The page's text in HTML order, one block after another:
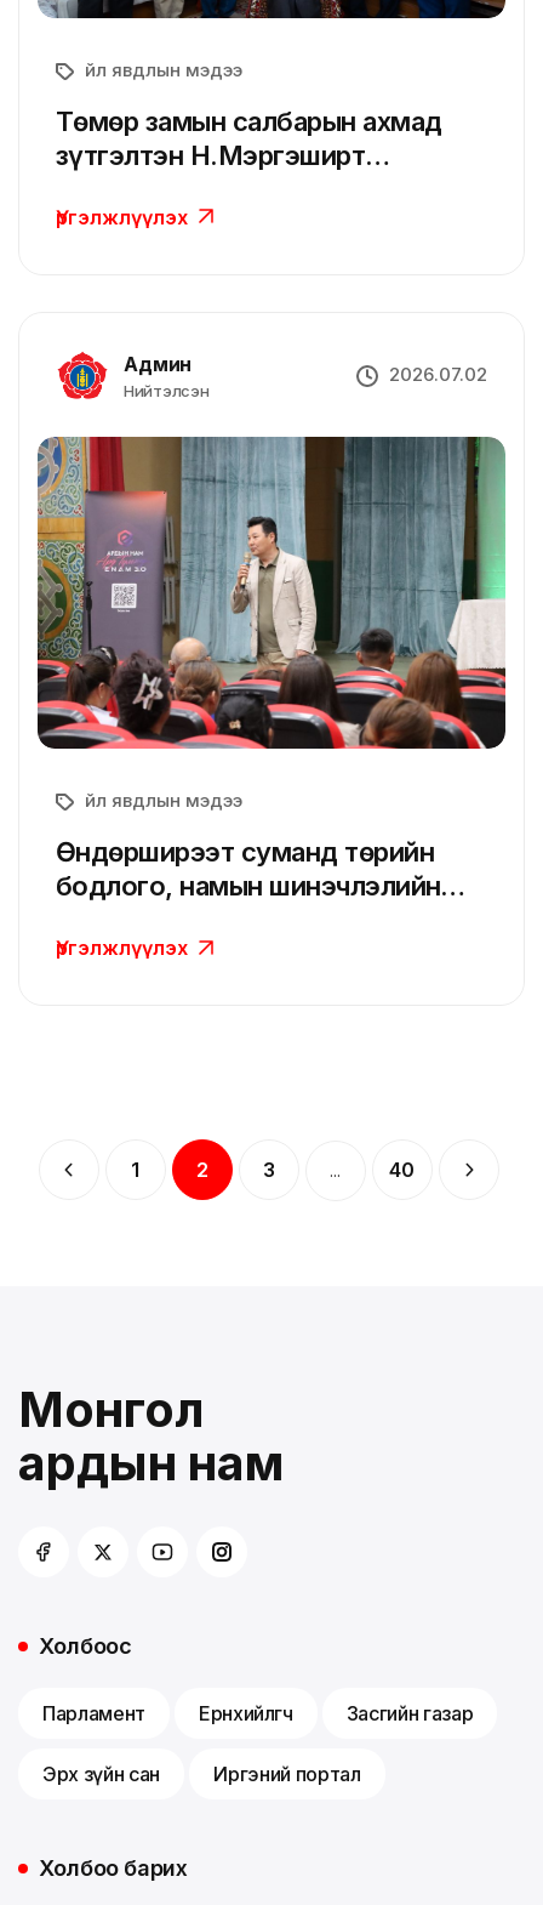
Үйл явдлын мэдээ
Төмөр замын салбарын ахмад
зүтгэлтэн Н.Мэргэширт
өглөө
Үргэлжлүүлэх
Админ
Нийтэлсэн
2026.07.02
Үйл явдлын мэдээ
Өндөрширээт суманд төрийн
бодлого, намын шинэчлэлийн
Үргэлжлүүлэх
1 2 3 ... 40
Монгол
ардын нам
Холбоос
Парламент Ерөнхийлөгч Засгийн газар
Эрх зүйн сан Иргэний портал
Холбоо барих